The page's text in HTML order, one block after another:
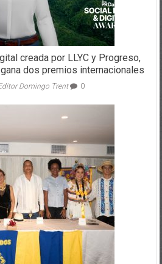
creada por LLYC y Progreso,
dos premios internacionales
Domingo Trent 0